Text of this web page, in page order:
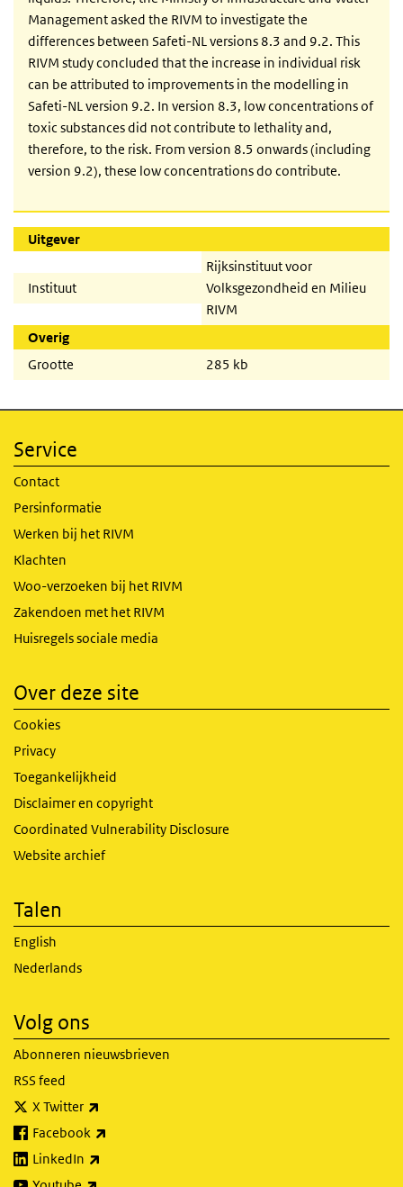
Management asked the RIVM to investigate the
differences between Safeti-NL versions 8.3 and 9.2. This
RIVM study concluded that the increase in individual risk
can be attributed to improvements in the modelling in
Safeti-NL version 9.2. In version 8.3, low concentrations of
toxic substances did not contribute to lethality and,
therefore, to the risk. From version 8.5 onwards (including
version 9.2), these low concentrations do contribute.
Uitgever
Instituut
Rijksinstituut voor
Volksgezondheid en Milieu
RIVM
Overig
Grootte
285 kb
Service
Contact
Persinformatie
Werken bij het RIVM
Klachten
Woo-verzoeken bij het RIVM
Zakendoen met het RIVM
Huisregels sociale media
Over deze site
Cookies
Privacy
Toegankelijkheid
Disclaimer en copyright
Coordinated Vulnerability Disclosure
Website archief
Talen
English
Nederlands
Volg ons
Abonneren nieuwsbrieven
RSS feed
X Twitter
Facebook
LinkedIn